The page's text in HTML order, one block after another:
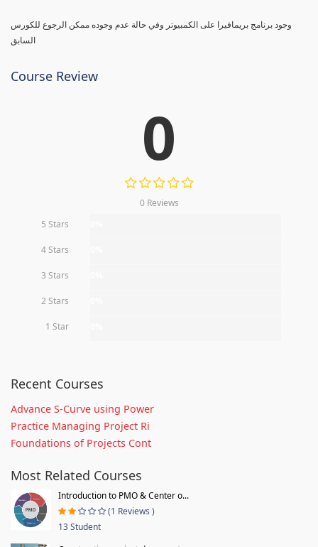
وجود برنامج بريمافيرا على الكمبيوتر وفي حالة عدم وجوده ممكن الرجوع للكورس
السابق
Course Review
0
0 Reviews
5 Stars
4 Stars
3 Stars
2 Stars
1 Star
Recent Courses
Advance S-Curve using Power
Practice Managing Project Ri
Foundations of Projects Cont
Most Related Courses
Introduction to PMO & Center o...
(1 Reviews )
13 Student